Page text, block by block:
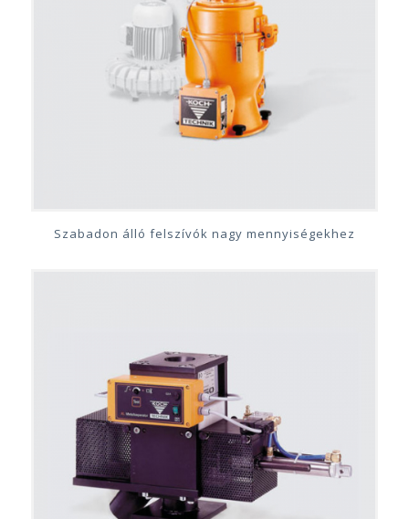
Szabadon álló felszívók nagy mennyiségekhez